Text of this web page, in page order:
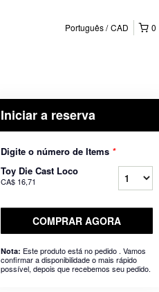
0
Português CAD
Iniciar a reserva
Digite o número de Items *
Toy Die Cast Loco
CA$ 16,71
COMPRAR AGORA
Nota: Este produto está no pedido . Vamos
confirmar a disponibilidade o mais rápido
possível, depois que recebemos seu pedido.